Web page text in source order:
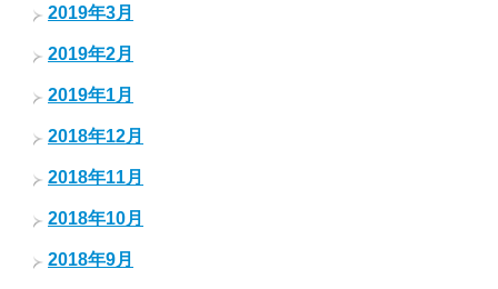
2019年3月
2019年2月
2019年1月
2018年12月
2018年11月
2018年10月
2018年9月